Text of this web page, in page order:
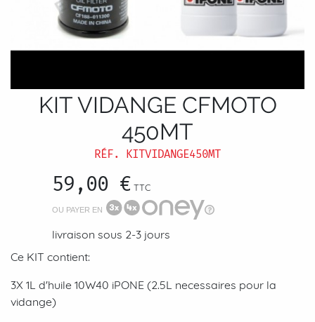
KIT VIDANGE CFMOTO
450MT
RÉF. KITVIDANGE450MT
59,00 € TTC
OU PAYER EN
livraison sous 2-3 jours
Ce KIT contient:
3X 1L d'huile 10W40 iPONE (2.5L necessaires pour la
vidange)